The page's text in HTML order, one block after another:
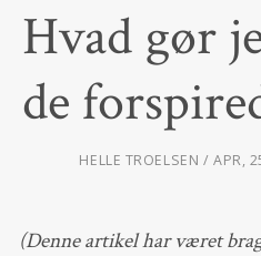
Hvad gør
de
HELLE TROELSEN APR,
(Denne artikel har været